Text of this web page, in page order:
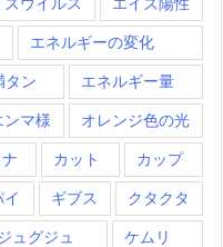
エネルギーの変化
タン エネルギー量
ンマ様 オレンジ色の光
カット カップ
イ ギブス クタクタ
ュグジュ ケムリ